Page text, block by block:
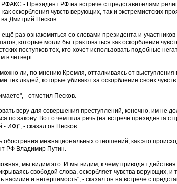
- Президент РФ на встрече с представителями
оскорбления чувств верующих, так и экстремистских
Дмитрий Песков.
раз ознакомиться со словами президента и участников
которые могли бы трактоваться как оскорбление
поступков тех, кто хочет использовать подобные
в четверг.
ли, по мнению Кремля, отталкиваясь от выступления
тех людей, которые убивают за оскорбление своих чувств.
- отметил Песков.
веру для совершения преступлений, конечно, им не
по закону. Вот о чем шла речь (на встрече президента с
ИФ)", - сказал он Песков.
обострения межнациональных отношений, как это
РФ Владимир Путин.
мы видим это. И мы видим, к чему приводят действия
свободой слова, оскорбляет чувства верующих, и
насилие и нетерпимость", - сказал он на встрече с